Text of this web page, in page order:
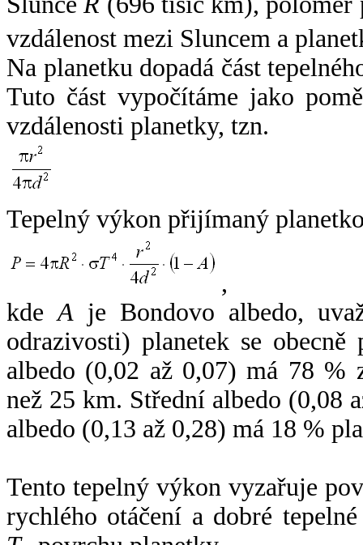
vzdálenost mezi Sluncem a
Na planetku dopadá část
Tuto část vypočítáme jako
vzdálenosti planetky, tzn.
Tepelný výkon přijímaný
,
kdeA je Bondovo albedo,
odrazivosti) planetek se
albedo (0,02 až 0,07) má 78 %
než 25 km. Střední albedo (0,08
albedo (0,13 až 0,28) má 18 %
Tento tepelný výkon vyzařuje
rychlého otáčení a dobré